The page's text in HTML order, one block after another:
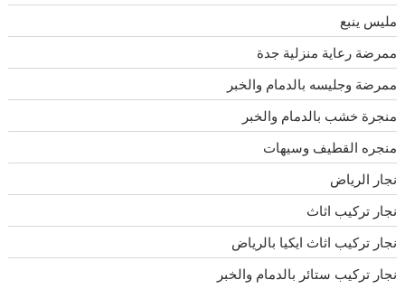
مليس ينبع
ممرضة رعاية منزلية جدة
ممرضة وجليسه بالدمام والخبر
منجرة خشب بالدمام والخبر
منجره القطيف وسيهات
نجار الرياض
نجار تركيب اثاث
نجار تركيب اثاث ايكيا بالرياض
نجار تركيب ستائر بالدمام والخبر